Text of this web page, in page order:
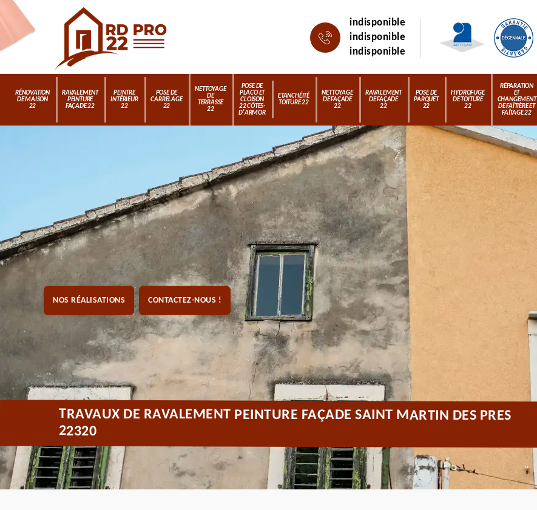
indisponible
indisponible
indisponible
RÉNOVATION
DE MAISON
22
RAVALEMENT
PEINTURE
FAÇADE 22
PEINTRE
INTÉRIEUR
22
POSE DE
CARRELAGE
22
NETTOYAGE
DE
TERRASSE
22
POSE DE
PLACO ET
CLOISON
22 CÔTES-
D'ARMOR
ETANCHÉITÉ
TOITURE 22
NETTOYAGE
DE FAÇADE
22
RAVALEMENT
DE FAÇADE
22
POSE DE
PARQUET
22
HYDROFUGE
DE TOITURE
22
RÉPARATION
ET
CHANGEMENT
DE FAÎTIÈRE ET
FAÎTAGE 22
NOS RÉALISATIONS CONTACTEZ-NOUS !
TRAVAUX DE RAVALEMENT PEINTURE FAÇADE SAINT MARTIN DES PRES
22320